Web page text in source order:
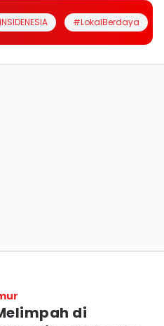
INSIDENESIA #LokalBerdaya
di